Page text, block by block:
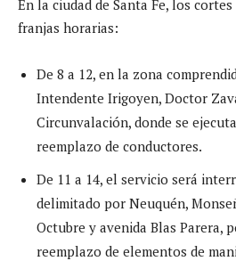
En la ciudad de Santa Fe, los
franjas horarias:
De 8 a 12, en la zona
Intendente Irigoyen, Doctor
Circunvalación, donde se
reemplazo de conductores.
De 11 a 14, el servicio será
delimitado por Neuquén,
Octubre y avenida Blas Parera,
reemplazo de elementos de